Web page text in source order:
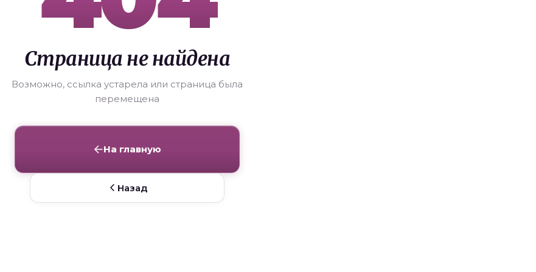
Страница не найдена
Возможно, ссылка устарела или страница была
перемещена
На главную
Назад